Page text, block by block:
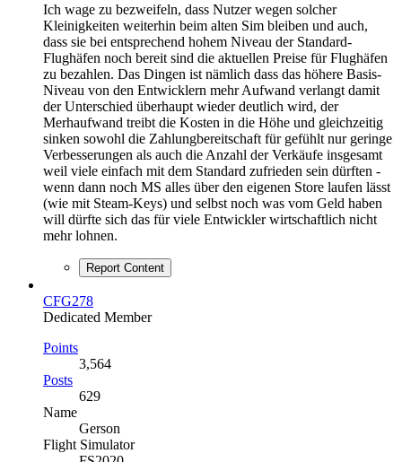
Ich wage zu bezweifeln, dass Nutzer wegen solcher
Kleinigkeiten weiterhin beim alten Sim bleiben und auch,
dass sie bei entsprechend hohem Niveau der Standard-
Flughäfen noch bereit sind die aktuellen Preise für Flughäfen
zu bezahlen. Das Dingen ist nämlich dass das höhere Basis-
Niveau von den Entwicklern mehr Aufwand verlangt damit
der Unterschied überhaupt wieder deutlich wird, der
Merhaufwand treibt die Kosten in die Höhe und gleichzeitig
sinken sowohl die Zahlungbereitschaft für gefühlt nur geringe
Verbesserungen als auch die Anzahl der Verkäufe insgesamt
weil viele einfach mit dem Standard zufrieden sein dürften -
wenn dann noch MS alles über den eigenen Store laufen lässt
(wie mit Steam-Keys) und selbst noch was vom Geld haben
will dürfte sich das für viele Entwickler wirtschaftlich nicht
mehr lohnen.
Report Content
CFG278
Dedicated Member
Points
3,564
Posts
629
Name
Gerson
Flight Simulator